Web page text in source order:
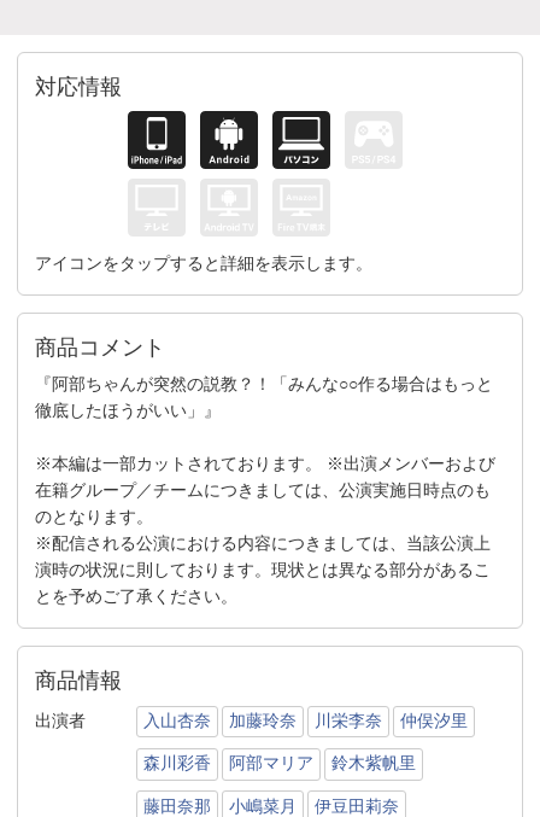
対応情報
アイコンをタップすると詳細を表示します。
商品コメント
『阿部ちゃんが突然の説教？！「みんな○○作る場合はもっと
徹底したほうがいい」』
※本編は一部カットされております。 ※出演メンバーおよび
在籍グループ／チームにつきましては、公演実施日時点のも
のとなります。
※配信される公演における内容につきましては、当該公演上
演時の状況に則しております。現状とは異なる部分があるこ
とを予めご了承ください。
商品情報
出演者 入山杏奈 加藤玲奈 川栄李奈 仲俣汐里
森川彩香 阿部マリア 鈴木紫帆里
藤田奈那 小嶋菜月 伊豆田莉奈